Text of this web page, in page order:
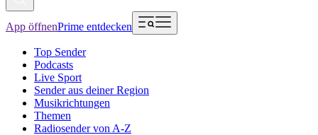
App öffnenPrime entdecken
Top Sender
Podcasts
Live Sport
Sender aus deiner Region
Musikrichtungen
Themen
Radiosender von A-Z